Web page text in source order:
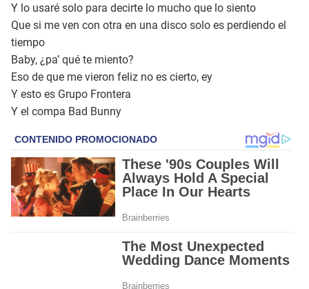
Y lo usaré solo para decirte lo mucho que lo siento
Que si me ven con otra en una disco solo es perdiendo el
tiempo
Baby, ¿pa’ qué te miento?
Eso de que me vieron feliz no es cierto, ey
Y esto es Grupo Frontera
Y el compa Bad Bunny